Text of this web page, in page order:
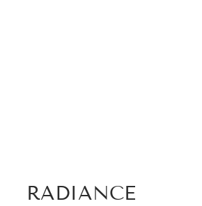
RADIANCE